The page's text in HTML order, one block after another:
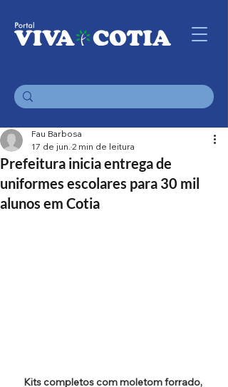
Prefeitura inicia entrega de
uniformes escolares para 30 mil
alunos em Cotia
Fau Barbosa
17 de jun. 2 min de leitura
Kits completos com moletom forrado,